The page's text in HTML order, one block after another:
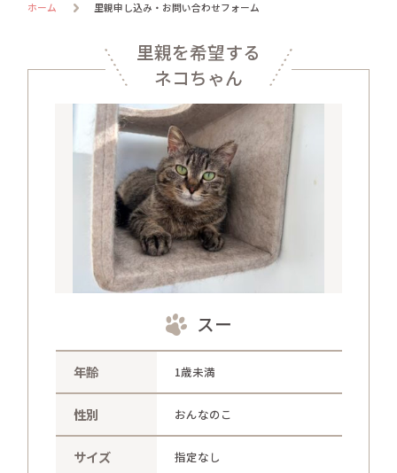
譲渡までの流れ
facility
ハウス紹介
online store
さかがみ家おすすめグッズ
news
新着情報
contact
お問い合わせ
プライバシーポリシー
ホーム 里親申し込み・お問い合わせフォーム
里親を希望する
ネコちゃん
スー
年齢 1歳未満
性別 おんなのこ
サイズ 指定なし